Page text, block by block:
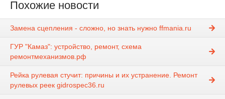
Похожие новости
Замена сцепления - сложно, но знать нужно ffmania.ru
ГУР "Камаз": устройство, ремонт, схема
ремонтмеханизмов.рф
Рейка рулевая стучит: причины и их устранение. Ремонт
рулевых реек gidrospec36.ru